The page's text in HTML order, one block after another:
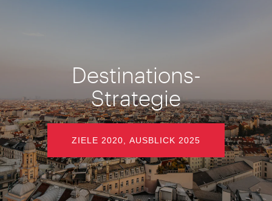
Destinations-
Strategie
ZIELE 2020, AUSBLICK 2025